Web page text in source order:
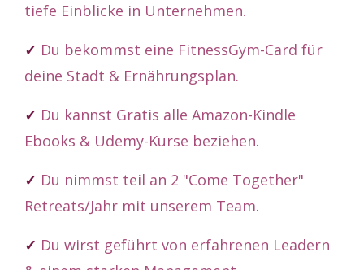
tiefe Einblicke in Unternehmen.
✓ Du bekommst eine FitnessGym-Card für
deine Stadt & Ernährungsplan.
✓ Du kannst Gratis alle Amazon-Kindle
Ebooks & Udemy-Kurse beziehen.
✓ Du nimmst teil an 2 "Come Together"
Retreats/Jahr mit unserem Team.
✓ Du wirst geführt von erfahrenen Leadern